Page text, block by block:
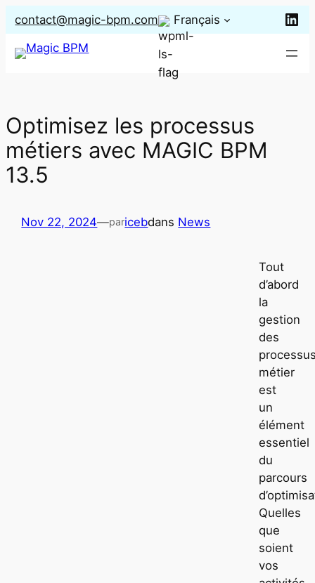
Aller
au
contenu
contact@magic-bpm.com Français
Optimisez les processus
métiers avec MAGIC BPM
13.5
Nov 22, 2024—paricebdans News
Tout
d’abord
la
gestion
des
métier
est
un
élément
essentiel
du
parcours
Quelles
que
soient
vos